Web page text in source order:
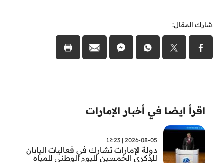
شارك المقال:
اقرأ ايضا في أخبار الإمارات
2026-08-05 | 12:23
دولة الإمارات تشارك في فعاليات اليابان
للذكرى الخمسين لليوم الوطني للمياه